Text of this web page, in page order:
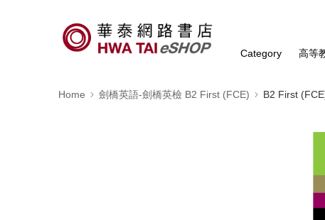
Category 高等
Home 劍橋英語-劍橋英檢 B2 First (FCE) B2 First